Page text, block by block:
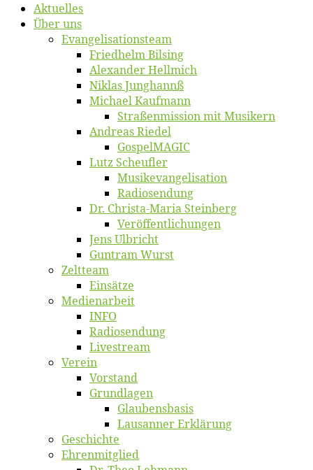
springenAk­tu­el­les
Über uns
Evangelisa­tions­team
Fried­helm Bilsing
Alex­an­der Hellmich
Ni­klas Junghannß
Mi­cha­el Kaufmann
Straßenmis­sion mit Musikern
An­dre­as Riedel
Gos­pel­MA­GIC
Lutz Scheuf­ler
Musikevan­ge­li­sa­tion
Ra­dio­sen­dung
Dr. Chris­­ta-Ma­ria Steinberg
Ver­öf­fent­li­chun­gen
Jens Ulb­richt
Gun­tram Wurst
Zelt­team
Ein­sät­ze
Me­di­en­ar­beit
INFO
Ra­dio­sen­dung
Live­stream
Ver­ein
Vor­stand
Grund­la­gen
Glaubens­ba­sis
Lausan­ner Erklärung
Ge­schich­te
Eh­ren­mit­glied